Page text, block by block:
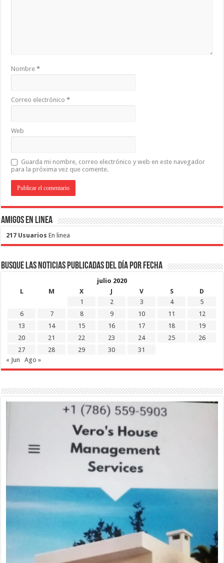
Nombre*
Correo electrónico*
Web
Guarda mi nombre, correo electrónico y web en este navegador
para la próxima vez que comente.
Amigos en Linea
217 Usuarios En linea
Busque las noticias publicadas del día por fecha
julio 2020
L
M X J V S
D
1
2 3 4
5
6
7 8 9 10 11
12
13
14 15 16 17 18
19
20
21 22 23 24 25
26
27
28 29 30
31
« Jun
Ago »